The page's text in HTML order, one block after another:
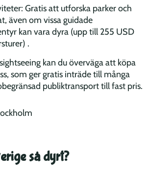
Gratis att utforska parker och
även om vissa guidade
kan vara dyra (upp till 255 USD
.
kan du överväga att köpa
som ger gratis inträde till många
publiktransport till fast pris.
så dyrt?